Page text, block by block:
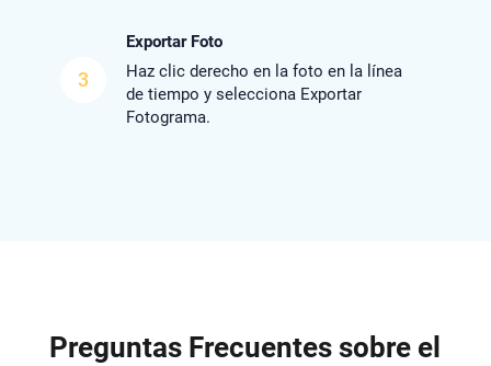
3
Exportar Foto
Haz clic derecho en la foto en la línea
de tiempo y selecciona Exportar
Fotograma.
Preguntas Frecuentes sobre el